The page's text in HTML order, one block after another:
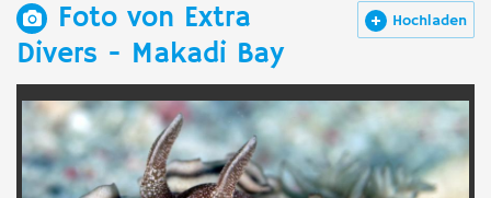
Hochladen
Foto von Extra
Divers - Makadi Bay